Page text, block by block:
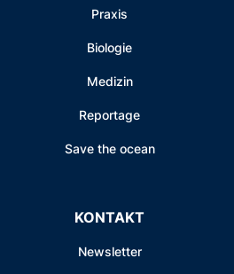
Praxis
Biologie
Medizin
Reportage
Save the ocean
KONTAKT
Newsletter